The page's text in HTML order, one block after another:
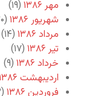
مهر ۱۳۸۶
(۱۹)
شهریور ۱۳۸۶
(۲۰)
مرداد ۱۳۸۶
(۱۴)
تیر ۱۳۸۶
(۱۷)
خرداد ۱۳۸۶
(۹)
اردیبهشت ۱۳۸۶
فروردین ۱۳۸۶
(۲۳)